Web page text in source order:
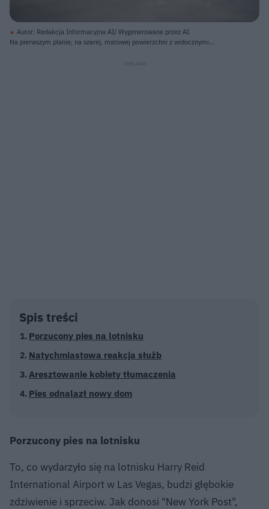
Autor: Redakcja Informacyjna AI/ Wygenerowane przez AI
Na pierwszym planie, na szarej, matowej powierzchni z widocznymi
okrągły kształt, z widocznym metalowym karabińczykiem i sprzączką. Na
Spis treści
Porzucony pies na lotnisku
Natychmiastowa reakcja służb
Aresztowanie kobiety tłumaczenia
Pies odnalazł nowy dom
Porzucony pies na lotnisku
To, co wydarzyło się na lotnisku Harry Reid
International Airport w Las Vegas, budzi głębokie
zdziwienie i sprzeciw. Jak donosi "New York Post",